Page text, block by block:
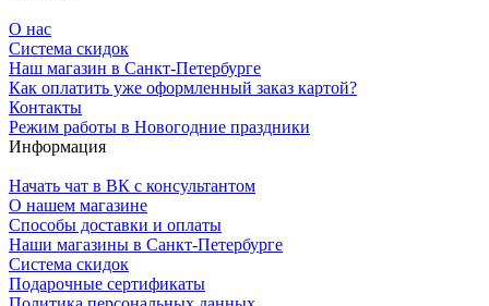
О нас
Система скидок
Наш магазин в Санкт-Петербурге
Как оплатить уже оформленный заказ картой?
Контакты
Режим работы в Новогодние праздники
Информация
Начать чат в ВК с консультантом
О нашем магазине
Способы доставки и оплаты
Наши магазины в Санкт-Петербурге
Система скидок
Подарочные сертификаты